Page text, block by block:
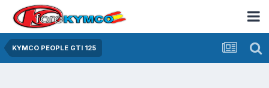
KYMCO PEOPLE GTI 125